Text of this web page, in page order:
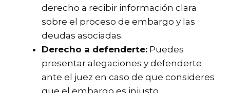
derecho a recibir información clara
sobre el proceso de embargo y las
deudas asociadas.
Derecho a defenderte: Puedes
presentar alegaciones y defenderte
ante el juez en caso de que consideres